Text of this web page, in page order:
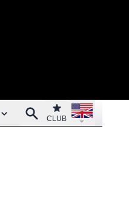
menu SearchClub
CLUB
Open language